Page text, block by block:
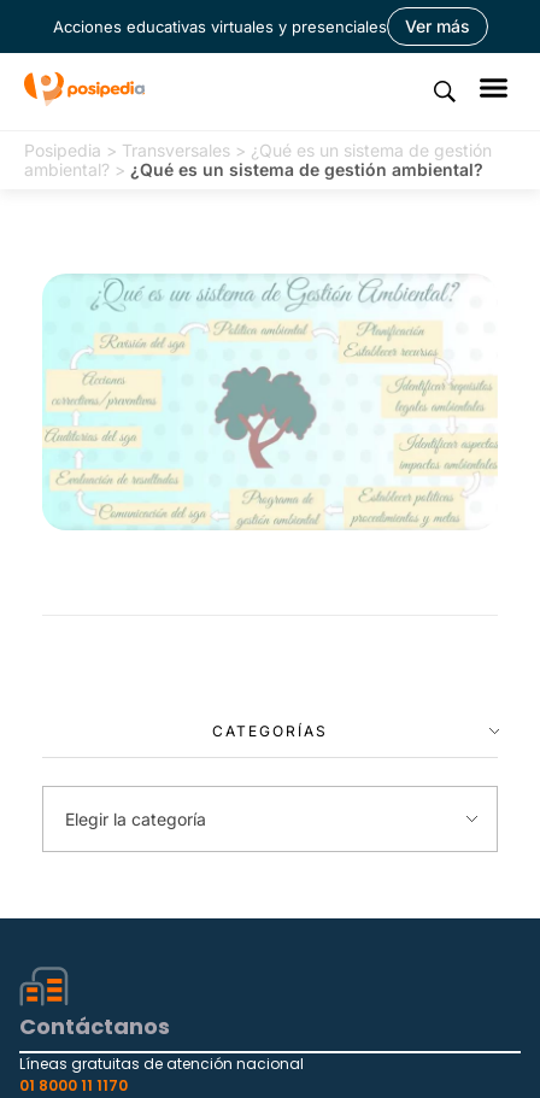
Acciones educativas virtuales y presenciales Ver más
Posipedia > Transversales > ¿Qué es un sistema de gestión
ambiental? > ¿Qué es un sistema de gestión ambiental?
CATEGORÍAS
Contáctanos
Líneas gratuitas de atención nacional
01 8000 11 1170